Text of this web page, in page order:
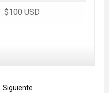
$100 USD
Siguiente